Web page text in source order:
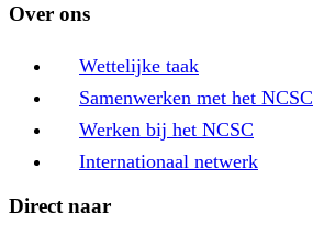
Over ons
Wettelijke taak
Samenwerken met het NCSC
Werken bij het NCSC
Internationaal netwerk
Direct naar